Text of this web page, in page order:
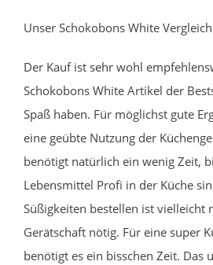
Unser Schokobons White
Der Kauf ist sehr wohl
Schokobons White Artikel der
Spaß haben. Für möglichst gute
eine geübte Nutzung der
benötigt natürlich ein wenig Zeit,
Lebensmittel Profi in der Küche
Süßigkeiten bestellen ist vielleicht
Gerätschaft nötig. Für eine super
benötigt es ein bisschen Zeit. Das